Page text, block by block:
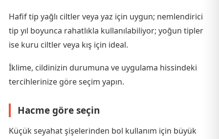
Hafif tip yağlı ciltler veya yaz için uygun; nemlendirici
tip yıl boyunca rahatlıkla kullanılabiliyor; yoğun tipler
ise kuru ciltler veya kış için ideal.
İklime, cildinizin durumuna ve uygulama hissindeki
tercihlerinize göre seçim yapın.
Hacme göre seçin
Küçük seyahat şişelerinden bol kullanım için büyük